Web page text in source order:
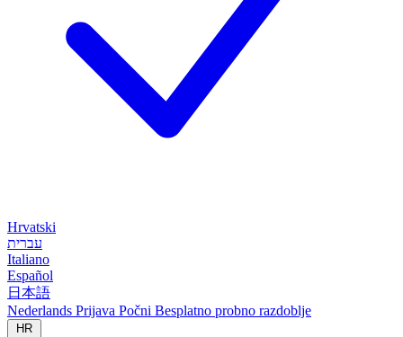
Hrvatski
עברית
Italiano
Español
日本語
Nederlands Prijava Počni Besplatno probno razdoblje
HR